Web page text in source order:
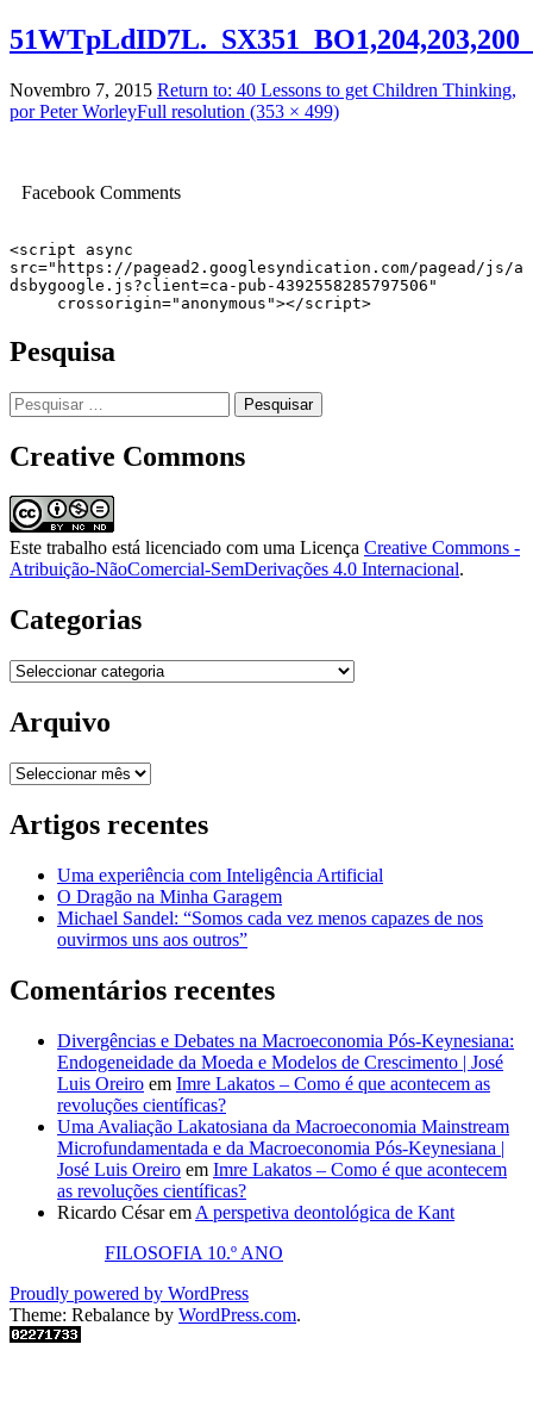
51WTpLdID7L._SX351_BO1,204,203,200_
Novembro 7, 2015 Return to: 40 Lessons to get Children Thinking,
por Peter WorleyFull resolution (353 × 499)
Facebook Comments
<script async
src="https://pagead2.googlesyndication.com/pagead/js/a
dsbygoogle.js?client=ca-pub-4392558285797506"
     crossorigin="anonymous"></script>
Pesquisa
Pesquisar
por:
Creative Commons
Este trabalho está licenciado com uma Licença Creative Commons -
Atribuição-NãoComercial-SemDerivações 4.0 Internacional.
Categorias
Categorias
Arquivo
Arquivo
Artigos recentes
Uma experiência com Inteligência Artificial
O Dragão na Minha Garagem
Michael Sandel: “Somos cada vez menos capazes de nos
ouvirmos uns aos outros”
Comentários recentes
Divergências e Debates na Macroeconomia Pós-Keynesiana:
Endogeneidade da Moeda e Modelos de Crescimento | José
Luis Oreiro em Imre Lakatos – Como é que acontecem as
revoluções científicas?
Uma Avaliação Lakatosiana da Macroeconomia Mainstream
Microfundamentada e da Macroeconomia Pós-Keynesiana |
José Luis Oreiro em Imre Lakatos – Como é que acontecem
as revoluções científicas?
Ricardo Césarem A perspetiva deontológica de Kant
FILOSOFIA 10.º ANO
Proudly powered by WordPress
Theme: Rebalance by WordPress.com.